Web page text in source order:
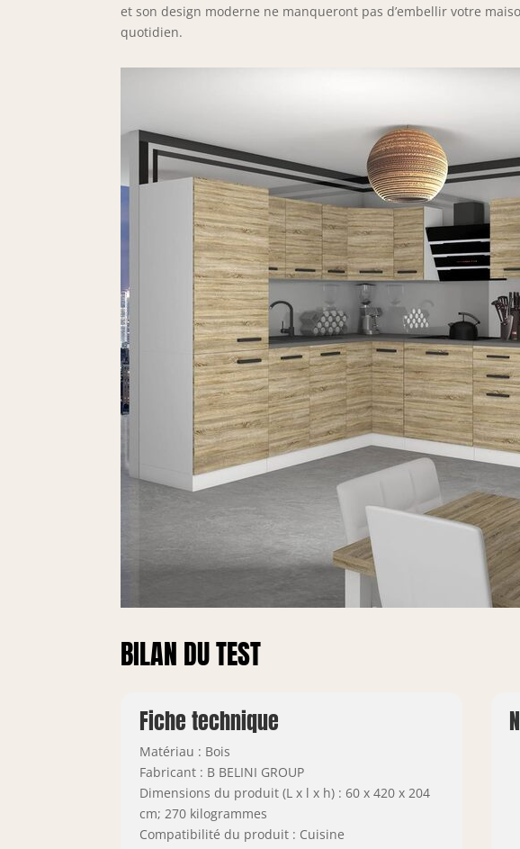
et son design moderne ne manqueront pas d’embellir votre
quotidien.
BILAN DU TEST
Fiche technique
Matériau : Bois
Fabricant : B BELINI GROUP
Dimensions du produit (L x l x h) : 60 x 420 x 204
cm; 270 kilogrammes
Compatibilité du produit : Cuisine